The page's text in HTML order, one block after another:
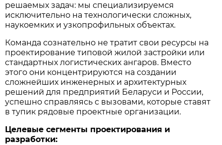
решаемых задач: мы специализируемся
исключительно на технологически сложных,
наукоемких и узкопрофильных объектах.
Команда сознательно не тратит свои ресурсы на
проектирование типовой жилой застройки или
стандартных логистических ангаров. Вместо
этого они концентрируются на создании
сложнейших инженерных и архитектурных
решений для предприятий Беларуси и России,
успешно справляясь с вызовами, которые ставят
в тупик рядовые проектные организации.
Целевые сегменты проектирования и
разработки: